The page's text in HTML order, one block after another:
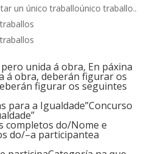
un único traballoúnico traballo..
unida á obra, En páxina
á obra, deberán figurar os
figurar os seguintes
para a Igualdade”Concurso
completos do/Nome e
do/–a participantea